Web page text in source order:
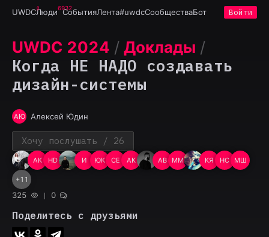
UWDCЛюди6932
СобытияЛента#uwdcСообществаБот Войти
UWDC 2024 / Доклады /
Когда НЕ НАДО создавать
дизайн-системы
АЮ Алексей Юдин
Хочу послушать / 26
АК HD И  ЮК СЕ АК AB ММ КЯ НС МШ
+11
325 0
Поделитесь с друзьями